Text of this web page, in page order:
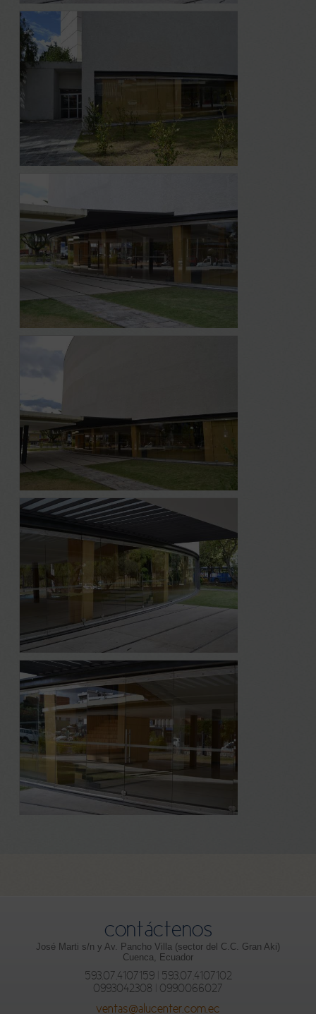
contáctenos
José Marti s/n y Av. Pancho Villa (sector del C.C. Gran Aki)
Cuenca, Ecuador
593.07.4107159 | 593.07.4107102
0993042308 | 0990066027
ventas@alucenter.com.ec